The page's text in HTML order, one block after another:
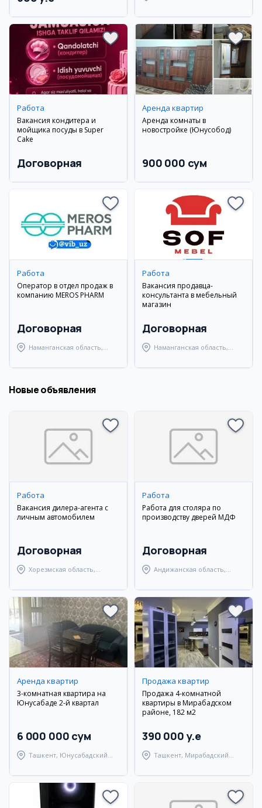
Работа
Вакансия кондитера и
мойщика посуды в Super
Cake
Договорная
Аренда квартир
Аренда комнаты в
новостройке (Юнусобод)
900 000 сум
Работа
Оператор в отдел продаж в
компанию MEROS PHARM
Договорная
Наманганская область,
Работа
Вакансия продавца-
консультанта в мебельный
магазин
Договорная
Наманганская область,
Новые объявления
Работа
Вакансия дилера-агента с
личным автомобилем
Договорная
Хорезмская область,
Работа
Работа для столяра по
производству дверей МДФ
Договорная
Андижанская область,
Аренда квартир
3-комнатная квартира на
Юнусабаде 2-й квартал
6 000 000 сум
Ташкент, Юнусабадский
Продажа квартир
Продажа 4-комнатной
квартиры в Мирабадском
районе, 182 м2
390 000 y.e
Ташкент, Мирабадский